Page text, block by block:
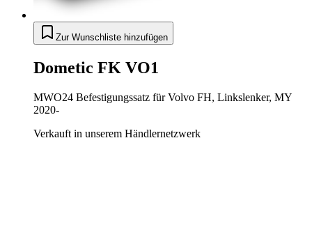
Zur Wunschliste hinzufügen
Dometic FK VO1
MWO24 Befestigungssatz für Volvo FH, Linkslenker, MY
2020-
Verkauft in unserem Händlernetzwerk